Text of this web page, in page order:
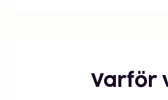
Reception, utomhuspool,
Varför